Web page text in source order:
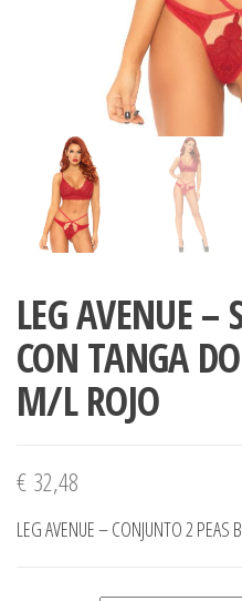
LEG AVENUE –
CON TANGA
M/L ROJO
€ 32,48
LEG AVENUE – CONJUNTO 2 PEAS